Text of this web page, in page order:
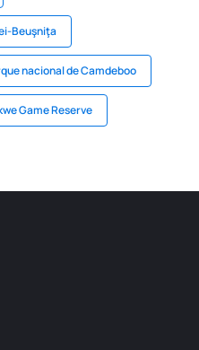
Beuşniţa
nacional de Camdeboo
Game Reserve